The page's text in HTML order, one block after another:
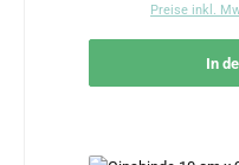
Preise inkl.
In